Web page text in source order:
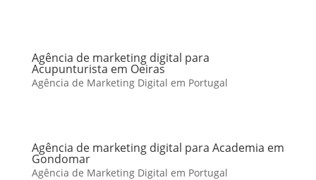
Agência de marketing digital para
Acupunturista em Oeiras
Agência de Marketing Digital em Portugal
Agência de marketing digital para Academia em
Gondomar
Agência de Marketing Digital em Portugal